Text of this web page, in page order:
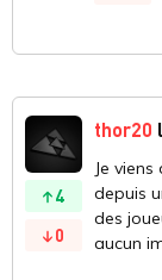
4
0
thor20
Je
depuis
des
aucun